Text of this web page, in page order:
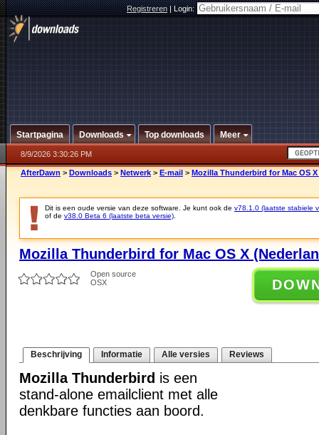
Registreren|Login:
Startpagina Downloads Top downloads Meer
8/9/2026 3:30:26 PM
AfterDawn > Downloads > Netwerk > E-mail > Mozilla Thunderbird for Mac OS
Dit is een oude versie van deze software. Je kunt ook de v78.1.0 (laatste stabiele
of de v38.0 Beta 6 (laatste beta versie)
Mozilla Thunderbird for Mac OS X
Open source
OSX
Beschrijving Informatie Alle versies Reviews
Mozilla Thunderbird is een
stand-alone emailclient met alle
denkbare functies aan boord.